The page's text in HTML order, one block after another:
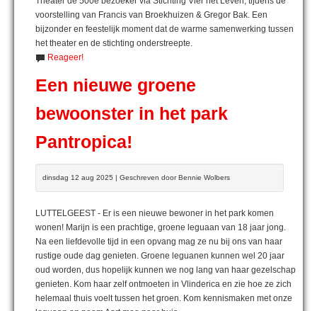
voorstelling van Francis van Broekhuizen & Gregor Bak. Een
bijzonder en feestelijk moment dat de warme samenwerking tussen
het theater en de stichting onderstreepte.
Reageer!
Een nieuwe groene
bewoonster in het park
Pantropica!
dinsdag 12 aug 2025 | Geschreven door Bennie Wolbers
LUTTELGEEST - Er is een nieuwe bewoner in het park komen
wonen! Marijn is een prachtige, groene leguaan van 18 jaar jong.
Na een liefdevolle tijd in een opvang mag ze nu bij ons van haar
rustige oude dag genieten. Groene leguanen kunnen wel 20 jaar
oud worden, dus hopelijk kunnen we nog lang van haar gezelschap
genieten. Kom haar zelf ontmoeten in Vlinderica en zie hoe ze zich
helemaal thuis voelt tussen het groen. Kom kennismaken met onze